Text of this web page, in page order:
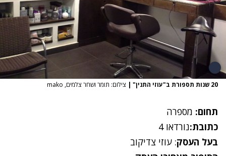
20 שנות תספורת ב"עוזי התנין" | צילום: תומר ושחר צלמים, mako
תחום: מספרה
כתובת:נורדאו 4
בעל העסק: עוזי צדיקוב